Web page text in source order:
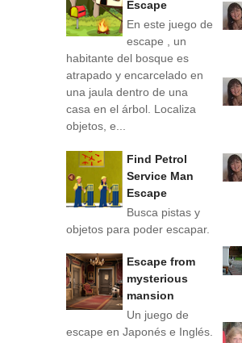
Escape
En este juego de
escape , un
habitante del bosque es
atrapado y encarcelado en
una jaula dentro de una
casa en el árbol. Localiza
objetos, e...
Find Petrol
Service Man
Escape
Busca pistas y
objetos para poder escapar.
Escape from
mysterious
mansion
Un juego de
escape en Japonés e Inglés.